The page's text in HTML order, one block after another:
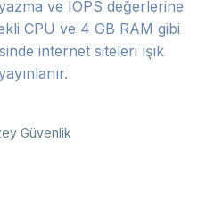
ve IOPS değerlerine
CPU ve 4 GB RAM gibi
internet siteleri ışık